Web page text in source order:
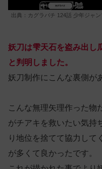
出典：カグラバチ 124話 少年ジャ
妖刀は雫天石を盗み出し
と判明しました。
妖刀制作にこんな裏側が
こんな無理矢理作った物
がチアキを救いたい気持
り地位を捨てて協力して
が多くて良かったです。